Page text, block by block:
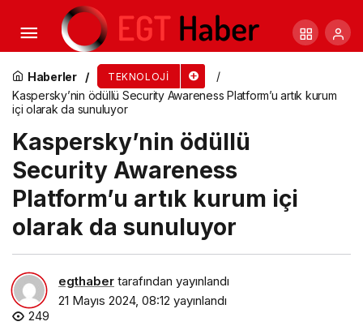
Haberler TEKNOLOJI
Kaspersky’nin ödüllü Security Awareness Platform’u artık kurum
içi olarak da sunuluyor
Kaspersky’nin ödüllü
Security Awareness
Platform’u artık kurum içi
olarak da sunuluyor
egthaber tarafından yayınlandı
21 Mayıs 2024, 08:12 yayınlandı
249
Casper, En İnce ve En Hafif Dizüstü Bilgisayarı
Nirvana Z100’ü Satışa Sundu!